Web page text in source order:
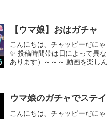
【ウマ娘】おはガチャ
こんにちは、チャッピーだに
✨ 投稿時間帯は日によって異
あります）～～～ 動画を楽し
ウマ娘のガチャでステ
こんにちは、チャッピーだに